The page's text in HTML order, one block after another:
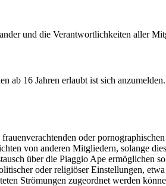
und die Verantwortlichkeiten aller
ab 16 Jahren erlaubt ist sich
oder
von anderen Mitgliedern, solange
über die Piaggio Ape ermöglichen
oder religiöser Einstellungen,
Strömungen zugeordnet werden